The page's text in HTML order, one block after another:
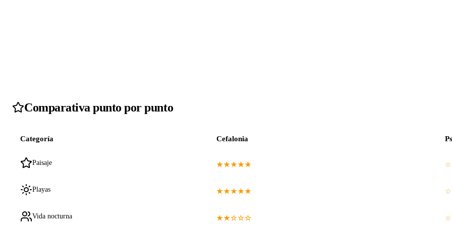
Comparativa punto por punto
Categoría Cefalonia
Paisaje ★★★★★
Playas ★★★★★
Vida nocturna ★★☆☆☆